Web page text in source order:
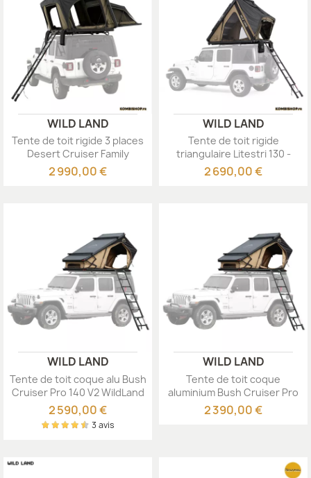
WILD LAND
Tente de toit rigide 3 places
Desert Cruiser Family
WildLand
2 990,00 €
WILD LAND
Tente de toit rigide
triangulaire Litestri 130 -
WildLand
2 690,00 €
WILD LAND
Tente de toit coque alu Bush
Cruiser Pro 140 V2 WildLand
2 590,00 €
3 avis
WILD LAND
Tente de toit coque
aluminium Bush Cruiser Pro
120 V2...
2 390,00 €